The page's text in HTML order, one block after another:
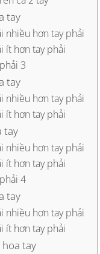
tay
nhiều hơn tay phải
ít hơn tay phải
3
tay
nhiều hơn tay phải
ít hơn tay phải
tay
nhiều hơn tay phải
ít hơn tay phải
4
tay
nhiều hơn tay phải
ít hơn tay phải
hoa tay